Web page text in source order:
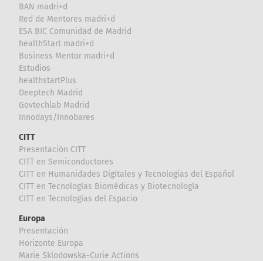
BAN madri+d
Red de Mentores madri+d
ESA BIC Comunidad de Madrid
healthStart madri+d
Business Mentor madri+d
Estudios
healthstartPlus
Deeptech Madrid
Govtechlab Madrid
Innodays/Innobares
CITT
Presentación CITT
CITT en Semiconductores
CITT en Humanidades Digitales y Tecnologías del Español
CITT en Tecnologías Biomédicas y Biotecnología
CITT en Tecnologías del Espacio
Europa
Presentación
Horizonte Europa
Marie Sklodowska-Curie Actions